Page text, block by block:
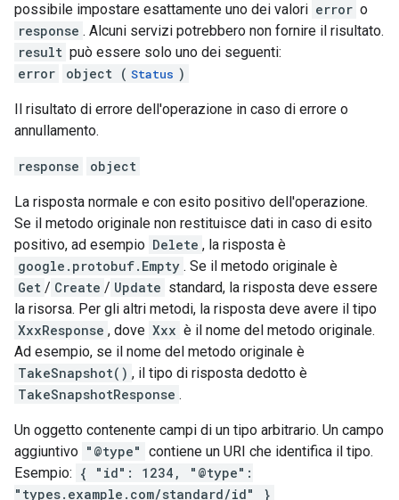
possibile impostare esattamente uno dei valori error o
response . Alcuni servizi potrebbero non fornire il risultato.
result può essere solo uno dei seguenti:
error
object ( Status )
Il risultato di errore dell'operazione in caso di errore o
annullamento.
response object
La risposta normale e con esito positivo dell'operazione.
Se il metodo originale non restituisce dati in caso di esito
positivo, ad esempio Delete , la risposta è
google.protobuf.Empty . Se il metodo originale è
Get / Create / Update standard, la risposta deve essere
la risorsa. Per gli altri metodi, la risposta deve avere il tipo
XxxResponse , dove Xxx è il nome del metodo originale.
Ad esempio, se il nome del metodo originale è
TakeSnapshot() , il tipo di risposta dedotto è
TakeSnapshotResponse .
Un oggetto contenente campi di un tipo arbitrario. Un campo
aggiuntivo "@type" contiene un URI che identifica il tipo.
Esempio: { "id": 1234, "@type":
"types.example.com/standard/id" }